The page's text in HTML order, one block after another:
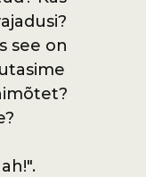
see on